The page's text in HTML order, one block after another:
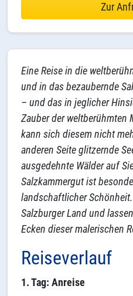
Zur
Eine Reise in die
und in das bezaubernde
– und das in jeglicher
Zauber der weltberühmten
kann sich diesem nicht
anderen Seite glitzernde
ausgedehnte Wälder auf
Salzkammergut ist
landschaftlicher
Salzburger Land und
Ecken dieser malerischen
Reiseverlauf
1. Tag: Anreise